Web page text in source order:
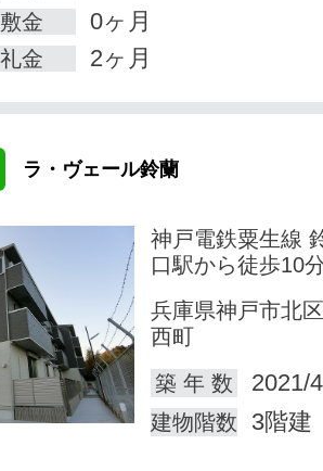
敷金 0ヶ月
礼金 2ヶ月
ラ・ヴェール鈴蘭
神戸電鉄粟生線
口駅から徒歩10
兵庫県神戸市北
西町
築 年 数
2021/
建物階数 3階建